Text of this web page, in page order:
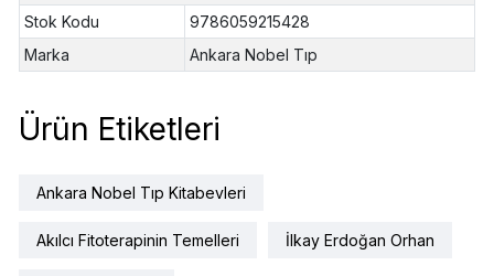
Stok Kodu
9786059215428
Marka
Ankara Nobel Tıp
Ürün Etiketleri
Ankara Nobel Tıp Kitabevleri
Akılcı Fitoterapinin Temelleri İlkay Erdoğan Orhan